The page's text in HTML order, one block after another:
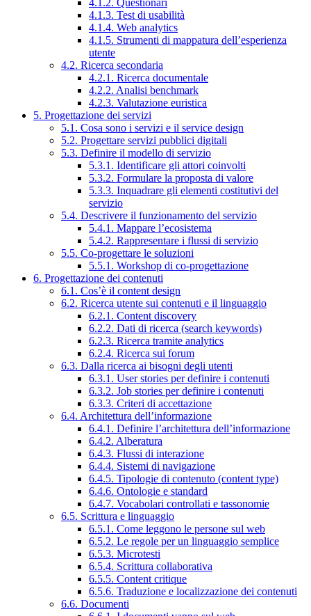
4.1.2. Questionari
4.1.3. Test di usabilità
4.1.4. Web analytics
4.1.5. Strumenti di mappatura dell’esperienza
utente
4.2. Ricerca secondaria
4.2.1. Ricerca documentale
4.2.2. Analisi benchmark
4.2.3. Valutazione euristica
5. Progettazione dei servizi
5.1. Cosa sono i servizi e il service design
5.2. Progettare servizi pubblici digitali
5.3. Definire il modello di servizio
5.3.1. Identificare gli attori coinvolti
5.3.2. Formulare la proposta di valore
5.3.3. Inquadrare gli elementi costitutivi del
servizio
5.4. Descrivere il funzionamento del servizio
5.4.1. Mappare l’ecosistema
5.4.2. Rappresentare i flussi di servizio
5.5. Co-progettare le soluzioni
5.5.1. Workshop di co-progettazione
6. Progettazione dei contenuti
6.1. Cos’è il content design
6.2. Ricerca utente sui contenuti e il linguaggio
6.2.1. Content discovery
6.2.2. Dati di ricerca (search keywords)
6.2.3. Ricerca tramite analytics
6.2.4. Ricerca sui forum
6.3. Dalla ricerca ai bisogni degli utenti
6.3.1. User stories per definire i contenuti
6.3.2. Job stories per definire i contenuti
6.3.3. Criteri di accettazione
6.4. Architettura dell’informazione
6.4.1. Definire l’architettura dell’informazione
6.4.2. Alberatura
6.4.3. Flussi di interazione
6.4.4. Sistemi di navigazione
6.4.5. Tipologie di contenuto (content type)
6.4.6. Ontologie e standard
6.4.7. Vocabolari controllati e tassonomie
6.5. Scrittura e linguaggio
6.5.1. Come leggono le persone sul web
6.5.2. Le regole per un linguaggio semplice
6.5.3. Microtesti
6.5.4. Scrittura collaborativa
6.5.5. Content critique
6.5.6. Traduzione e localizzazione dei contenuti
6.6. Documenti